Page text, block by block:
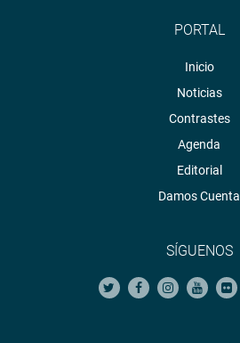
PORTAL
Inicio
Noticias
Contrastes
Agenda
Editorial
Damos Cuenta
SÍGUENOS